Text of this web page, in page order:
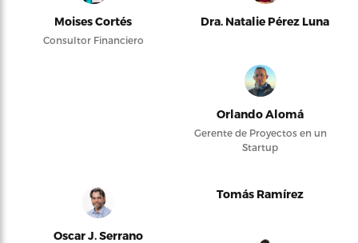
Moises Cortés
Consultor Financiero
Dra. Natalie Pérez Luna
Orlando Alomá
Gerente de Proyectos en un
Startup
Oscar J. Serrano
Tomás Ramírez